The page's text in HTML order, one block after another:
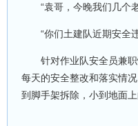
“袁哥，今晚我们几个
“你们土建队近期安全
针对作业队安全员兼
每天的安全整改和落实情
到脚手架拆除，小到地面